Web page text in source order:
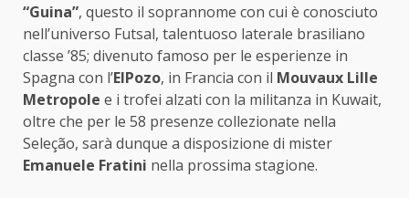
“Guina”, questo il soprannome con cui è conosciuto
nell’universo Futsal, talentuoso laterale brasiliano
classe ’85; divenuto famoso per le esperienze in
Spagna con l’ElPozo, in Francia con il Mouvaux Lille
Metropole e i trofei alzati con la militanza in Kuwait,
oltre che per le 58 presenze collezionate nella
Seleção, sarà dunque a disposizione di mister
Emanuele Fratini nella prossima stagione.